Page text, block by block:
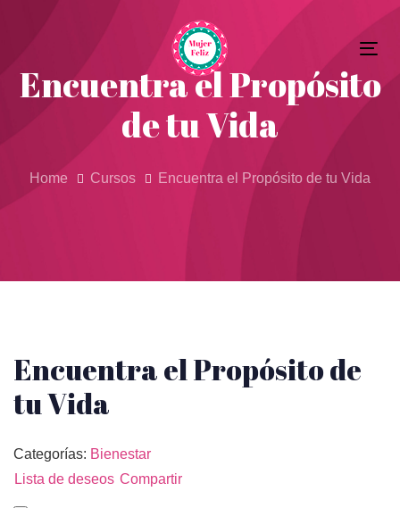
links
navigation
Encuentra el Propósito
de tu Vida
Home Cursos Encuentra el Propósito de tu Vida
Encuentra el Propósito de
tu Vida
Categorías: Bienestar
Lista de deseos Compartir